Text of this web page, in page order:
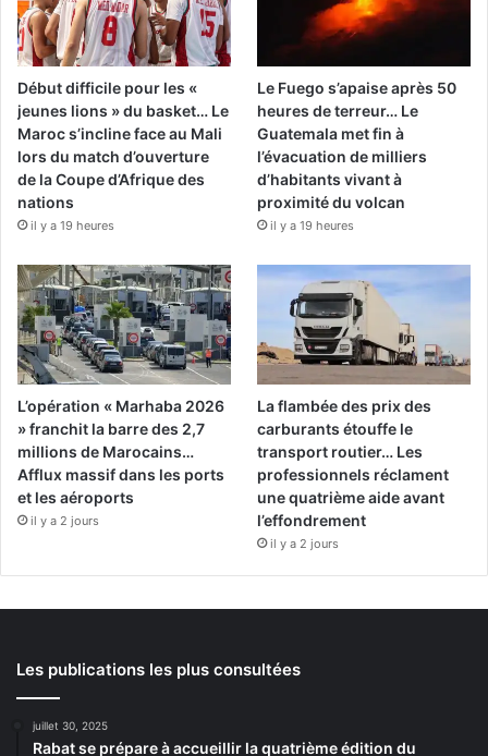
Début difficile pour les «
jeunes lions » du basket… Le
Maroc s’incline face au Mali
lors du match d’ouverture
de la Coupe d’Afrique des
nations
il y a 19 heures
Le Fuego s’apaise après 50
heures de terreur… Le
Guatemala met fin à
l’évacuation de milliers
d’habitants vivant à
proximité du volcan
il y a 19 heures
L’opération « Marhaba 2026
» franchit la barre des 2,7
millions de Marocains…
Afflux massif dans les ports
et les aéroports
il y a 2 jours
La flambée des prix des
carburants étouffe le
transport routier… Les
professionnels réclament
une quatrième aide avant
l’effondrement
il y a 2 jours
Les publications les plus consultées
juillet 30, 2025
Rabat se prépare à accueillir la quatrième édition du